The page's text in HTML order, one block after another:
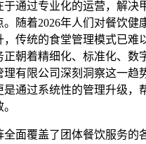
通过专业化的运营，解决
随着2026年人们对餐饮健
传统的食堂管理模式已难
朝着精细化、标准化、数
理有限公司深刻洞察这一趋
是通过系统性的管理升级，
全面覆盖了团体餐饮服务的